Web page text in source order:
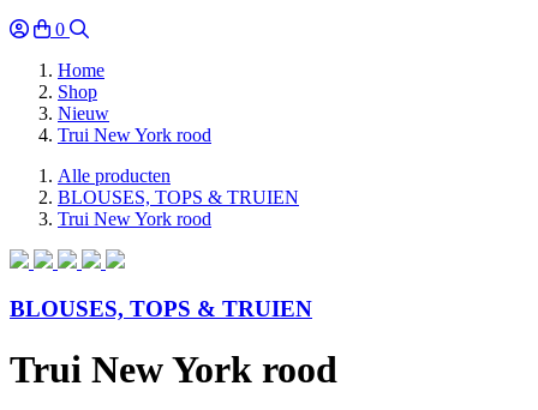
0
Home
Shop
Nieuw
Trui New York rood
Alle producten
BLOUSES, TOPS & TRUIEN
Trui New York rood
BLOUSES, TOPS & TRUIEN
Trui New York rood